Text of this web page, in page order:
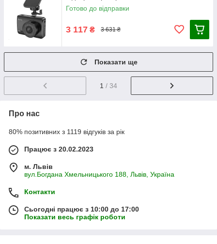
Готово до відправки
3 117 ₴ 3 631 ₴
Показати ще
1 / 34
Про нас
80% позитивних з 1119 відгуків за рік
Працює з 20.02.2023
м. Львів
вул.Богдана Хмельницького 188, Львів, Україна
Контакти
Сьогодні працює з 10:00 до 17:00
Показати весь графік роботи